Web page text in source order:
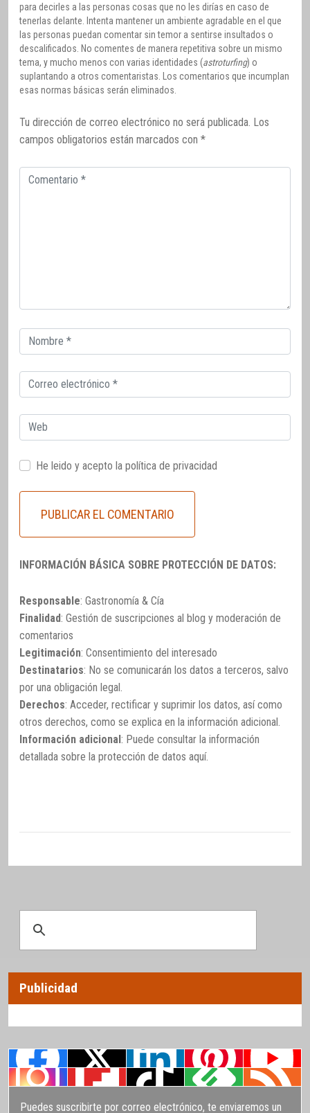
para decirles a las personas cosas que no les dirías en caso de
tenerlas delante. Intenta mantener un ambiente agradable en el que
las personas puedan comentar sin temor a sentirse insultados o
descalificados. No comentes de manera repetitiva sobre un mismo
tema, y mucho menos con varias identidades (astroturfing) o
suplantando a otros comentaristas. Los comentarios que incumplan
esas normas básicas serán eliminados.
Tu dirección de correo electrónico no será publicada. Los
campos obligatorios están marcados con *
Comentario
Correo
electrónico
Correo
electrónico
Web
He leido y acepto la política de privacidad
INFORMACIÓN BÁSICA SOBRE PROTECCIÓN DE DATOS:
Responsable: Gastronomía & Cía
Finalidad: Gestión de suscripciones al blog y moderación de
comentarios
Legitimación: Consentimiento del interesado
Destinatarios: No se comunicarán los datos a terceros, salvo
por una obligación legal.
Derechos: Acceder, rectificar y suprimir los datos, así como
otros derechos, como se explica en la información adicional.
Información adicional : Puede consultar la información
detallada sobre la protección de datos aquí.
Publicidad
Puedes suscribirte por correo electrónico, te enviaremos un